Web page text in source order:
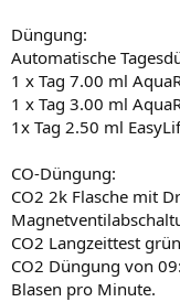
Düngung:
Automatische
1 x Tag 7.00 ml
1 x Tag 3.00 ml
1x Tag 2.50 ml
CO-Düngung:
CO2 2k Flasche mit
CO2 Langzeittest
CO2 Düngung von
Blasen pro Minute.